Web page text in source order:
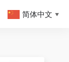
简体中文 ▼